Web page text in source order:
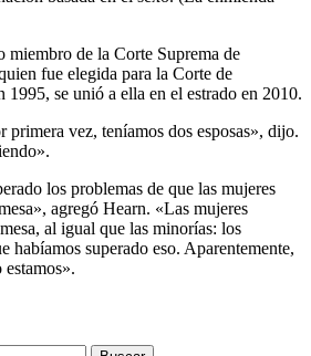
miembro de la Corte Suprema de
fue elegida para la Corte de
1995, se unió a ella en el estrado en 2010.
primera vez, teníamos dos esposas», dijo.
los problemas de que las mujeres
agregó Hearn. «Las mujeres
al igual que las minorías: los
habíamos superado eso. Aparentemente,